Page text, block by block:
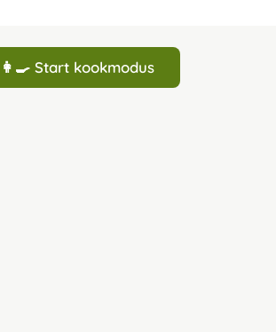
👩‍🍳 Start kookmodus